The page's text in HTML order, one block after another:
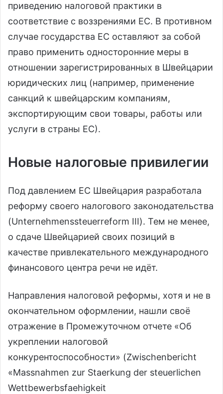
приведению налоговой практики в
соответствие с воззрениями ЕС. В противном
случае государства ЕС оставляют за собой
право применить односторонние меры в
отношении зарегистрированных в Швейцарии
юридических лиц (например, применение
санкций к швейцарским компаниям,
экспортирующим свои товары, работы или
услуги в страны ЕС).
Новые налоговые привилегии
Под давлением ЕС Швейцария разработала
реформу своего налогового законодательства
(Unternehmenssteuerreform III). Тем не менее,
о сдаче Швейцарией своих позиций в
качестве привлекательного международного
финансового центра речи не идёт.
Направления налоговой реформы, хотя и не в
окончательном оформлении, нашли своё
отражение в Промежуточном отчете «Об
укреплении налоговой
конкурентоспособности» (Zwischenbericht
«Massnahmen zur Staerkung der steuerlichen
Wettbewerbsfaehigkeit